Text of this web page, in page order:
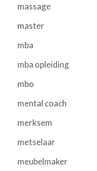
massage
master
mba
mba opleiding
mbo
mental coach
merksem
metselaar
meubelmaker